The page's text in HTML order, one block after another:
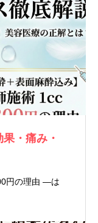
・痛み・
円の理由 ―は